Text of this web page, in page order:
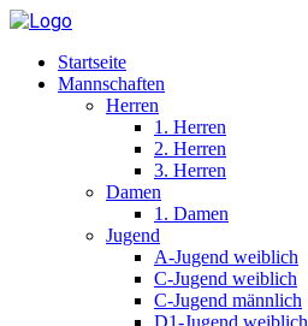
Startseite
Mannschaften
Herren
1. Herren
2. Herren
3. Herren
Damen
1. Damen
Jugend
A-Jugend weiblich
C-Jugend weiblich
C-Jugend männlich
D1-Jugend weiblich